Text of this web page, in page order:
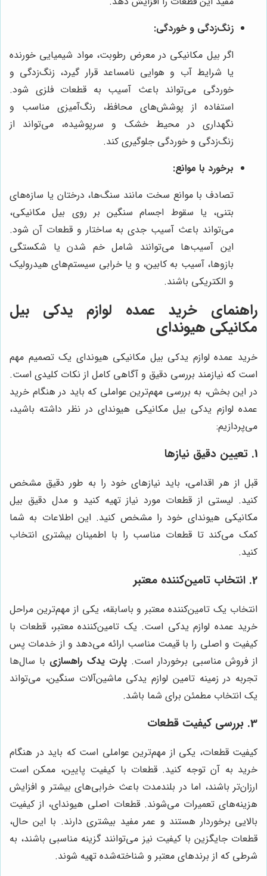
زنگ‌زدگی و خوردگی:
اگر بیل مکانیکی در معرض رطوبت، مواد شیمیایی خورنده
یا شرایط آب و هوایی نامساعد قرار گیرد، زنگ‌زدگی و
خوردگی می‌تواند باعث آسیب به قطعات فلزی شود.
استفاده از پوشش‌های محافظ، رنگ‌آمیزی مناسب و
نگهداری در محیط خشک و سرپوشیده، می‌تواند از
زنگ‌زدگی و خوردگی جلوگیری کند.
برخورد با موانع:
تصادف با موانع سخت مانند سنگ‌ها، درختان یا سازه‌های
بتنی، یا سقوط اجسام سنگین بر روی بیل مکانیکی،
می‌تواند باعث آسیب جدی به ساختار و قطعات آن شود.
این آسیب‌ها می‌توانند شامل خم شدن یا شکستگی
بازوها، آسیب به کابین، و یا خرابی سیستم‌های هیدرولیک
و الکتریکی باشند.
راهنمای خرید عمده لوازم یدکی بیل
مکانیکی هیوندای
خرید عمده لوازم یدکی بیل مکانیکی هیوندای یک تصمیم مهم
است که نیازمند بررسی دقیق و آگاهی کامل از نکات کلیدی است.
در این بخش، به بررسی مهم‌ترین عواملی که باید در هنگام خرید
عمده لوازم یدکی بیل مکانیکی هیوندای در نظر داشته باشید،
می‌پردازیم:
1. تعیین دقیق نیازها
قبل از هر اقدامی، باید نیازهای خود را به طور دقیق مشخص
کنید. لیستی از قطعات مورد نیاز تهیه کنید و مدل دقیق بیل
مکانیکی هیوندای خود را مشخص کنید. این اطلاعات به شما
کمک می‌کند تا قطعات مناسب را با اطمینان بیشتری انتخاب
کنید.
2. انتخاب تامین‌کننده معتبر
انتخاب یک تامین‌کننده معتبر و باسابقه، یکی از مهم‌ترین مراحل
خرید عمده لوازم یدکی است. یک تامین‌کننده معتبر، قطعات با
کیفیت و اصلی را با قیمت مناسب ارائه می‌دهد و از خدمات پس
از فروش مناسبی برخوردار است.پارت یدک راهسازی با سال‌ها
تجربه در زمینه تامین لوازم یدکی ماشین‌آلات سنگین، می‌تواند
یک انتخاب مطمئن برای شما باشد.
3. بررسی کیفیت قطعات
کیفیت قطعات، یکی از مهم‌ترین عواملی است که باید در هنگام
خرید به آن توجه کنید. قطعات با کیفیت پایین، ممکن است
ارزان‌تر باشند، اما در بلندمدت باعث خرابی‌های بیشتر و افزایش
هزینه‌های تعمیرات می‌شوند. قطعات اصلی هیوندای، از کیفیت
بالایی برخوردار هستند و عمر مفید بیشتری دارند. با این حال،
قطعات جایگزین با کیفیت نیز می‌توانند گزینه مناسبی باشند، به
شرطی که از برندهای معتبر و شناخته‌شده تهیه شوند.